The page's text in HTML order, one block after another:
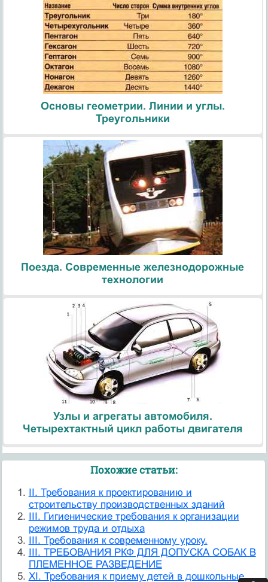
Основы геометрии. Линии и углы.
Треугольники
Поезда. Современные железнодорожные
технологии
Узлы и агрегаты автомобиля.
Четырехтактный цикл работы двигателя
Похожие статьи:
II. Требования к проектированию и
строительству производственных зданий
III. Гигиенические требования к организации
режимов труда и отдыха
III. Требования к современному уроку.
III. ТРЕБОВАНИЯ РКФ ДЛЯ ДОПУСКА СОБАК В
ПЛЕМЕННОЕ РАЗВЕДЕНИЕ
XI. Требования к приему детей в дошкольные